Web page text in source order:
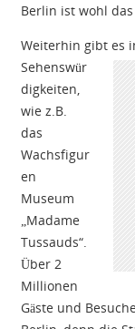
Berlin ist wohl das
Weiterhin gibt es
Sehenswür
digkeiten,
wie z.B.
das
Wachsfigur
en
Museum
„Madame
Tussauds“.
Über 2
Millionen
Gäste und